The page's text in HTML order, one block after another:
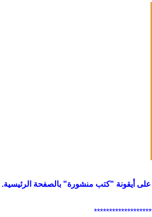
أيقونة "كتب منشورة" بالصفحة الرئيسية.